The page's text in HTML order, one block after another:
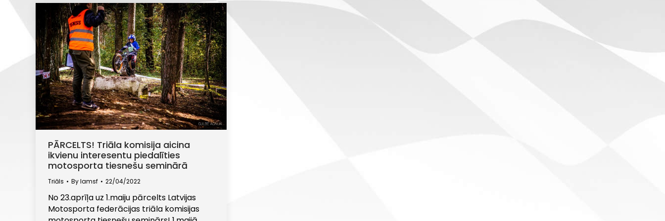
PĀRCELTS! Triāla komisija aicina
ikvienu interesentu piedalīties
motosporta tiesnešu seminārā
Triāls Bylamsf 22/04/2022
No 23.aprīļa uz 1.maiju pārcelts Latvijas
Motosporta federācijas triāla komisijas